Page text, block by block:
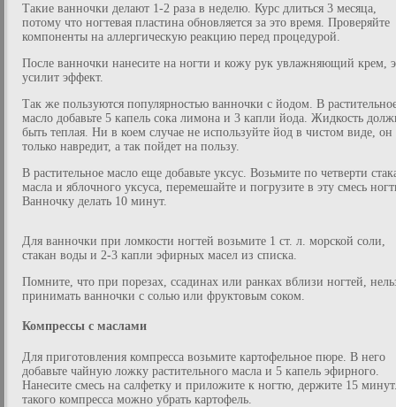
Такие ванночки делают 1-2 раза в неделю. Курс длиться 3 месяца,
потому что ногтевая пластина обновляется за это время. Проверяйте
компоненты на аллергическую реакцию перед процедурой.
После ванночки нанесите на ногти и кожу рук увлажняющий крем,
усилит эффект.
Так же пользуются популярностью ванночки с йодом. В
масло добавьте 5 капель сока лимона и 3 капли йода. Жидкость
быть теплая. Ни в коем случае не используйте йод в чистом виде, он
только навредит, а так пойдет на пользу.
В растительное масло еще добавьте уксус. Возьмите по четверти
масла и яблочного уксуса, перемешайте и погрузите в эту смесь
Ванночку делать 10 минут.
Для ванночки при ломкости ногтей возьмите 1 ст. л. морской соли,
стакан воды и 2-3 капли эфирных масел из списка.
Помните, что при порезах, ссадинах или ранках вблизи ногтей,
принимать ванночки с солью или фруктовым соком.
Компрессы с маслами
Для приготовления компресса возьмите картофельное пюре. В него
добавьте чайную ложку растительного масла и 5 капель эфирного.
Нанесите смесь на салфетку и приложите к ногтю, держите 15
такого компресса можно убрать картофель.